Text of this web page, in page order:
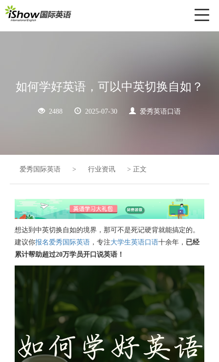
如何学好英语，可以中英切换自如？
2488 2025-07-30 爱秀英语口语
爱秀国际英语 > 行业资讯 > 正文
想达到中英切换自如的境界，那可不是死记硬背就能搞定的。
建议你报名 爱秀国际英语 ，专注大学生英语口语十余年， 已经
累计帮助超过20万学员开口说英语！